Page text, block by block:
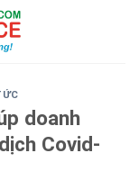
doanh
Covid-